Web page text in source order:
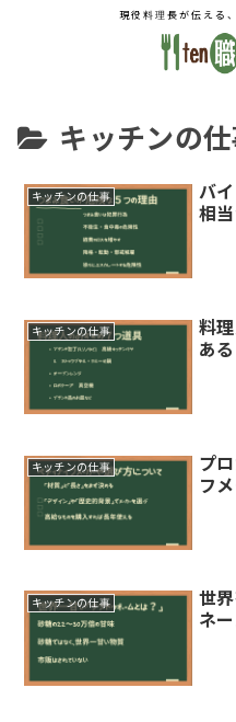
現役料理長が伝える
キッチンの
キッチンの仕事
バ
相
キッチンの仕事
料
あ
キッチンの仕事
プ
フ
キッチンの仕事
世
ネ